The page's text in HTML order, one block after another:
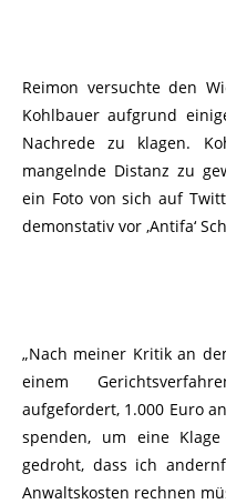
Reimon versuchte den
Kohlbauer aufgrund
Nachrede zu klagen.
mangelnde Distanz zu
ein Foto von sich auf
demonstativ vor ‚Antifa‘
„Nach meiner Kritik an
einem
aufgefordert, 1.000 Euro
spenden, um eine
gedroht, dass ich
Anwaltskosten rechnen